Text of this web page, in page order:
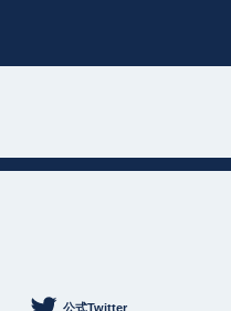
公式Twitter